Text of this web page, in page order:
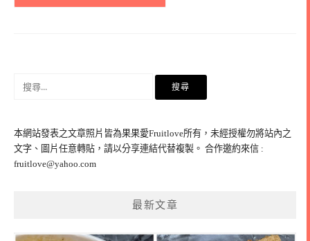
字:
本網站發表之文章照片皆為果果愛Fruitlove所有，未經授權勿將站內之
文字、圖片任意轉貼，請以分享連結代替複製。 合作邀約來信 :
fruitlove@yahoo.com
最新文章